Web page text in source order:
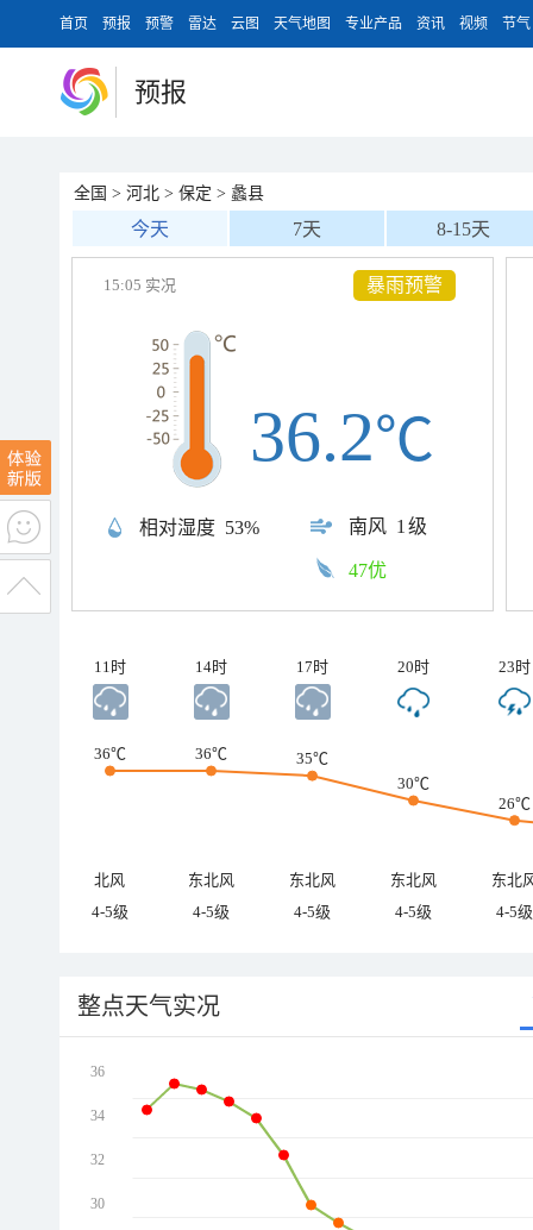
首页 预报 预警 雷达 云图 天气地图 专业产品 资讯 视频 节气
预报
全国 > 河北 > 保定 > 蠡县
今天 7天 8-15天
暴雨预警
15:05 实况
相对湿度 53% 南风 1级
36.2℃
47优
11时 14时 17时 20时 23时
36℃ 36℃
35℃
30℃
26℃
北风 东北风 东北风 东北风
东北
4-5级
4-5级 4-5级 4-5级 4-5级
整点天气实况
36
34
32
30